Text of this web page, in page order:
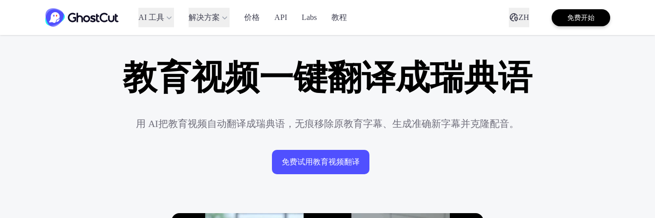
AI 工具 解决方案 价格 API Labs 教程 ZH 免费开始
教育视频一键翻译成瑞典语
用 AI把教育视频自动翻译成瑞典语，无痕移除原教育字幕、生成准确新字幕并克隆配音。
免费试用教育视频翻译